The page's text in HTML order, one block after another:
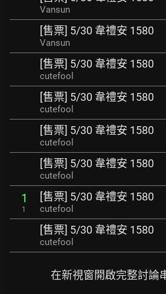
Vansun
[售票] 5/30 韋禮安 1580
Vansun
[售票] 5/30 韋禮安 1580
cutefool
[售票] 5/30 韋禮安 1580
cutefool
[售票] 5/30 韋禮安 1580
cutefool
[售票] 5/30 韋禮安 1580
cutefool
1
1
[售票] 5/30 韋禮安 1580
cutefool
[售票] 5/30 韋禮安 1580
cutefool
在新視窗開啟完整討論